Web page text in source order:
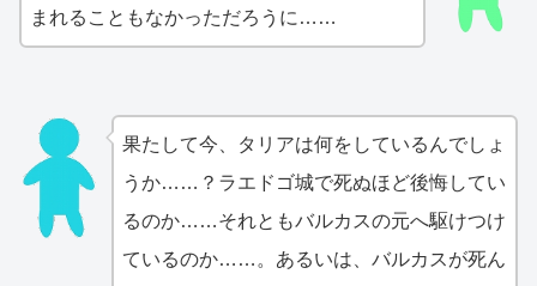
まれることもなかっただろうに……
果たして今、タリアは何をしているんでしょ
うか……？ラエドゴ城で死ぬほど後悔してい
るのか……それともバルカスの元へ駆けつけ
ているのか……。あるいは、バルカスが死ん